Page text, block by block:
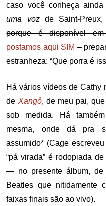
caso você conheça
uma voz de Saint-
porque é disponível
postamos aqui SIM –
estranheza: “Que porra é
Há vários vídeos de Cathy
de Xangô, de meu pai,
sob medida. Há
mesma, onde dá pra
assumido* (Cage
“pá virada” é rodopiada
— no presente álbum, de
Beatles que nitidamente
faixas finais são ao vivo).